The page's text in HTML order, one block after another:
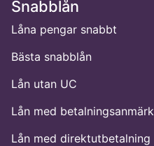
Snabblån
Låna pengar snabbt
Bästa snabblån
Lån utan UC
Lån med
Lån med direktutbetalning